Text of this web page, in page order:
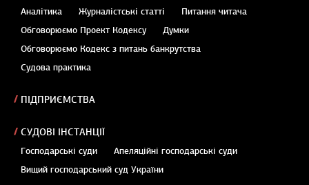
Аналітика Журналістські статті
Питання читача
Обговорюємо Проект Кодексу
Думки
Обговорюємо Кодекс з питань банкрутства
Судова практика
ПІДПРИЄМСТВА
СУДОВІ ІНСТАНЦІЇ
Господарські суди
Апеляційні господарські суди
Вищий господарський суд України